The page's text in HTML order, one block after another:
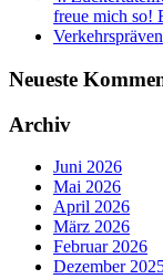
freue mich so!
Neueste
Archiv
Juni 2026
Mai 2026
April 2026
März 2026
Februar 2026
Dezember